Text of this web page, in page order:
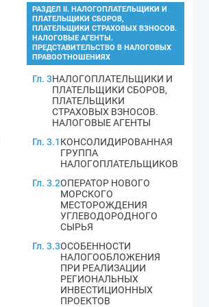
РАЗДЕЛ II. НАЛОГОПЛАТЕЛЬЩИКИ И
ПЛАТЕЛЬЩИКИ СБОРОВ,
ПЛАТЕЛЬЩИКИ СТРАХОВЫХ ВЗНОСОВ.
НАЛОГОВЫЕ АГЕНТЫ.
ПРЕДСТАВИТЕЛЬСТВО В НАЛОГОВЫХ
ПРАВООТНОШЕНИЯХ
Гл. 3НАЛОГОПЛАТЕЛЬЩИКИ И
ПЛАТЕЛЬЩИКИ СБОРОВ,
ПЛАТЕЛЬЩИКИ
СТРАХОВЫХ ВЗНОСОВ.
НАЛОГОВЫЕ АГЕНТЫ
Гл. 3.1КОНСОЛИДИРОВАННАЯ
ГРУППА
НАЛОГОПЛАТЕЛЬЩИКОВ
Гл. 3.2ОПЕРАТОР НОВОГО
МОРСКОГО
МЕСТОРОЖДЕНИЯ
УГЛЕВОДОРОДНОГО
СЫРЬЯ
Гл. 3.3ОСОБЕННОСТИ
НАЛОГООБЛОЖЕНИЯ
ПРИ РЕАЛИЗАЦИИ
РЕГИОНАЛЬНЫХ
ИНВЕСТИЦИОННЫХ
ПРОЕКТОВ